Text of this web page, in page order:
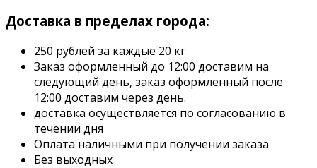
Доставка в пределах города:
250 рублей за каждые 20 кг
Заказ оформленный до 12:00 доставим на
следующий день, заказ оформленный после
12:00 доставим через день.
доставка осуществляется по согласованию в
течении дня
Оплата наличными при получении заказа
Без выходных